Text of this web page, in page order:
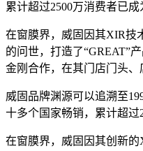
累计超过2500万消费者已成
在窗膜界，威固因其XIR技
的问世，打造了“GREAT”
金刚合作，在其门店门头、
威固品牌渊源可以追溯至
十多个国家畅销，累计超过
在窗膜界，威固因其创新